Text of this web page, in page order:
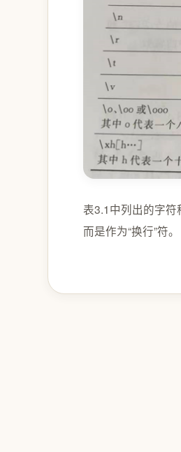
表3.1中列出的字符
而是作为“换行”符。